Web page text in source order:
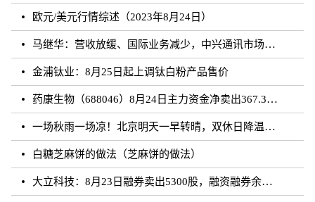
欧元/美元行情综述（2023年8月24日）
马继华：营收放缓、国际业务减少，中兴通讯市场重心向国内靠拢？
金浦钛业：8月25日起上调钛白粉产品售价
药康生物（688046）8月24日主力资金净卖出367.31万元
一场秋雨一场凉！北京明天一早转晴，双休日降温雨再来
白糖芝麻饼的做法（芝麻饼的做法）
大立科技：8月23日融券卖出5300股，融资融券余额7.64亿元